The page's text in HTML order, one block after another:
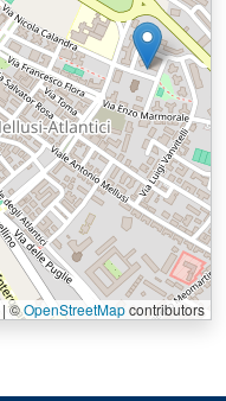
|©OpenStreetMapcontributors